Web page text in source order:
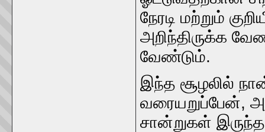
நேரடி மற்றும்
அறிந்திருக்க
வேண்டும்.
இந்த சூழலில்
வரையறுப்பேன்,
சான்றுகள்